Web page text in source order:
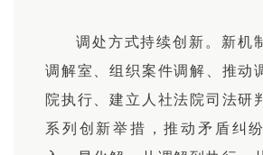
调处方式持续创新。新机
调解室、组织案件调解、推动
院执行、建立人社法院司法研
系列创新举措，推动矛盾纠